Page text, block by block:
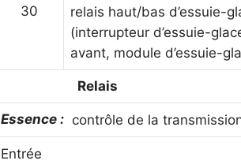
30
relais haut/bas d’essuie-
(interrupteur d’essuie-
avant, module d’essuie-
Relais
Essence : contrôle de la
Entrée